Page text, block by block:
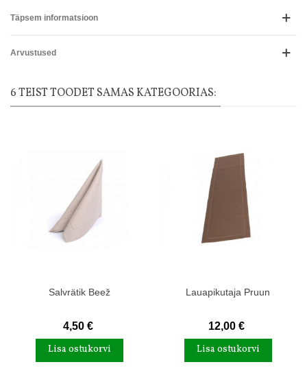
Täpsem informatsioon
Arvustused
6 TEIST TOODET SAMAS KATEGOORIAS:
Salvrätik Beež
4,50 €
Lisa ostukorvi
Lauapikutaja Pruun
12,00 €
Lisa ostukorvi